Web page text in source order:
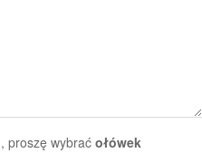
proszę wybrać ołówek